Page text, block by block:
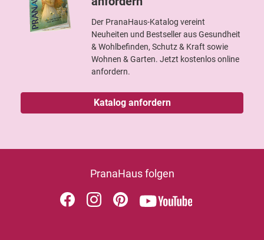
Der PranaHaus-Katalog vereint
Neuheiten und Bestseller aus Gesundheit
& Wohlbefinden, Schutz & Kraft sowie
Wohnen & Garten. Jetzt kostenlos online
anfordern.
Katalog anfordern
PranaHaus folgen